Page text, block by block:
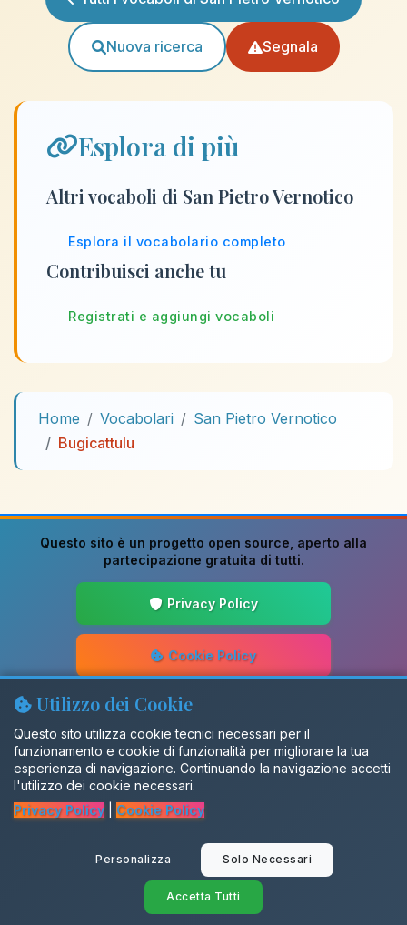
Nuova ricerca Segnala
Esplora di più
Altri vocaboli di San Pietro Vernotico
Esplora il vocabolario completo
Contribuisci anche tu
Registrati e aggiungi vocaboli
Home Vocabolari
San Pietro Vernotico
Bugicattulu
Questo sito è un progetto open source , aperto alla
partecipazione gratuita di tutti.
Privacy Policy
Cookie Policy
Guida alla Scrittura
Aggiornamenti
Gruppo Facebook
SalentiX
© 2026 Dialettando. Tutti i diritti riservati.
Utilizzo dei Cookie
Questo sito utilizza cookie tecnici necessari per il
funzionamento e cookie di funzionalità per migliorare la tua
esperienza di navigazione. Continuando la navigazione accetti
l'utilizzo dei cookie necessari.
Privacy Policy
Cookie Policy
Personalizza Solo Necessari
Accetta Tutti